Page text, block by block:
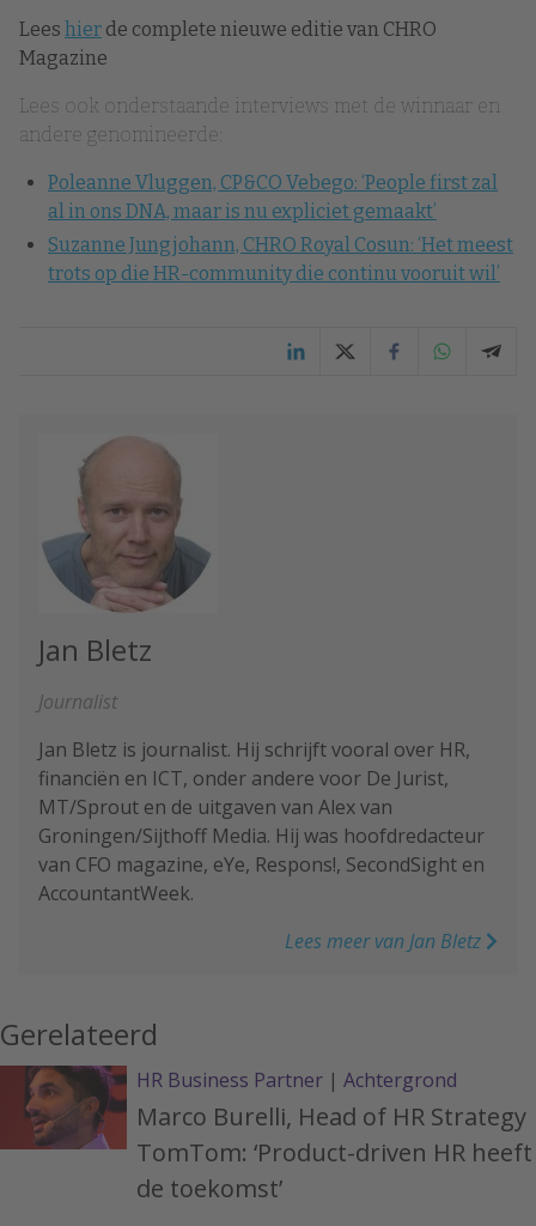
Lees hier de complete nieuwe editie van CHRO
Magazine
Lees ook onderstaande interviews met de winnaar en
andere genomineerde:
Poleanne Vluggen, CP&CO Vebego: ‘People first zal
al in ons DNA, maar is nu expliciet gemaakt’
Suzanne Jungjohann, CHRO Royal Cosun: ‘Het meest
trots op die HR-community die continu vooruit wil’
Jan Bletz
Journalist
Jan Bletz is journalist. Hij schrijft vooral over HR,
financiën en ICT, onder andere voor De Jurist,
MT/Sprout en de uitgaven van Alex van
Groningen/Sijthoff Media. Hij was hoofdredacteur
van CFO magazine, eYe, Respons!, SecondSight en
AccountantWeek.
Lees meer van Jan Bletz
Gerelateerd
HR Business Partner | Achtergrond
Marco Burelli, Head of HR Strategy
TomTom: ‘Product-driven HR heeft
de toekomst’